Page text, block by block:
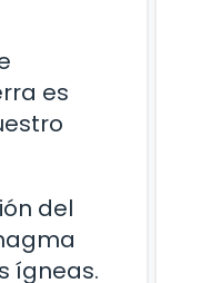
es
del
ígneas.